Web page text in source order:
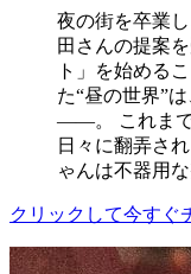
夜の街を卒業
田さんの提案
ト」を始める
た“昼の世界”
――。 これまで
日々に翻弄さ
ゃんは不器用
クリックして今すぐ